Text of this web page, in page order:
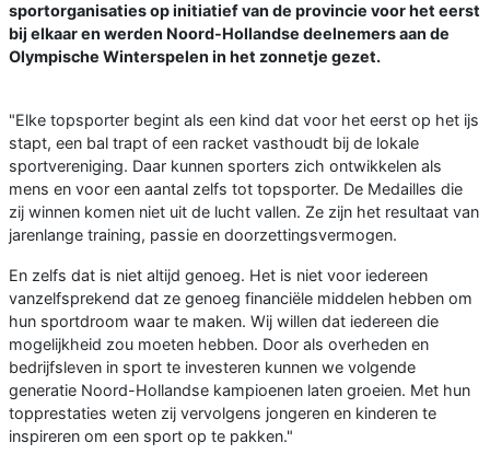
sportorganisaties op initiatief van de provincie voor het eerst
bij elkaar en werden Noord-Hollandse deelnemers aan de
Olympische Winterspelen in het zonnetje gezet.
"Elke topsporter begint als een kind dat voor het eerst op het ijs
stapt, een bal trapt of een racket vasthoudt bij de lokale
sportvereniging. Daar kunnen sporters zich ontwikkelen als
mens en voor een aantal zelfs tot topsporter. De Medailles die
zij winnen komen niet uit de lucht vallen. Ze zijn het resultaat van
jarenlange training, passie en doorzettingsvermogen.
En zelfs dat is niet altijd genoeg. Het is niet voor iedereen
vanzelfsprekend dat ze genoeg financiële middelen hebben om
hun sportdroom waar te maken. Wij willen dat iedereen die
mogelijkheid zou moeten hebben. Door als overheden en
bedrijfsleven in sport te investeren kunnen we volgende
generatie Noord-Hollandse kampioenen laten groeien. Met hun
topprestaties weten zij vervolgens jongeren en kinderen te
inspireren om een sport op te pakken."